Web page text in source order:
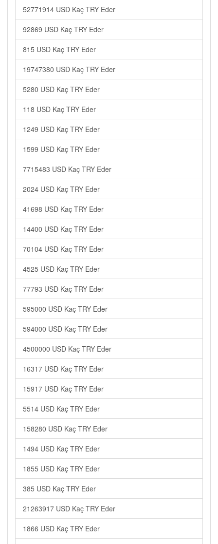
52771914 USD Kaç TRY Eder
92869 USD Kaç TRY Eder
815 USD Kaç TRY Eder
19747380 USD Kaç TRY Eder
5280 USD Kaç TRY Eder
118 USD Kaç TRY Eder
1249 USD Kaç TRY Eder
1599 USD Kaç TRY Eder
7715483 USD Kaç TRY Eder
2024 USD Kaç TRY Eder
41698 USD Kaç TRY Eder
14400 USD Kaç TRY Eder
70104 USD Kaç TRY Eder
4525 USD Kaç TRY Eder
77793 USD Kaç TRY Eder
595000 USD Kaç TRY Eder
594000 USD Kaç TRY Eder
4500000 USD Kaç TRY Eder
16317 USD Kaç TRY Eder
15917 USD Kaç TRY Eder
5514 USD Kaç TRY Eder
158280 USD Kaç TRY Eder
1494 USD Kaç TRY Eder
1855 USD Kaç TRY Eder
385 USD Kaç TRY Eder
21263917 USD Kaç TRY Eder
1866 USD Kaç TRY Eder